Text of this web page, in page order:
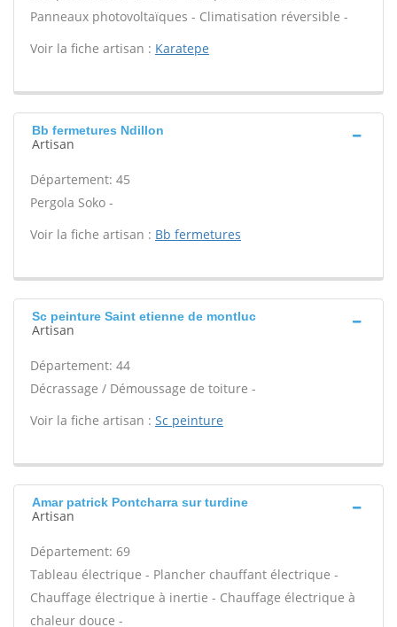
Panneaux photovoltaïques - Climatisation réversible -
Voir la fiche artisan : Karatepe
Bb fermetures Ndillon
Artisan
Département: 45
Pergola Soko -
Voir la fiche artisan : Bb fermetures
Sc peinture Saint etienne de montluc
Artisan
Département: 44
Décrassage / Démoussage de toiture -
Voir la fiche artisan : Sc peinture
Amar patrick Pontcharra sur turdine
Artisan
Département: 69
Tableau électrique - Plancher chauffant électrique -
Chauffage électrique à inertie - Chauffage électrique à
chaleur douce -